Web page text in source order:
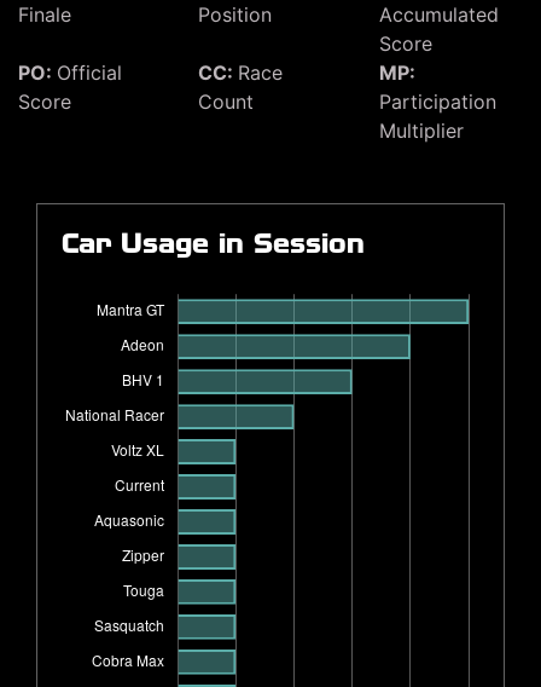
Finale
Position
Accumulated
Score
PO: Official
Score
CC: Race
Count
MP:
Participation
Multiplier
Car Usage in Session